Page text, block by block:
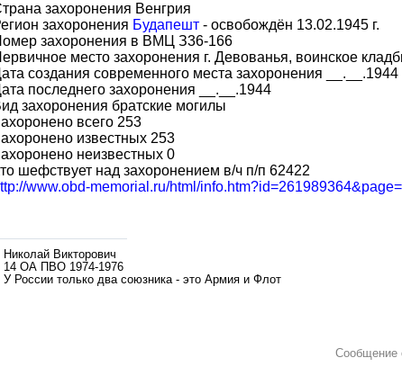
захоронения Венгрия
захоронения Будапешт - освобождён 13.02.1945 г.
захоронения в ВМЦ З36-166
место захоронения г. Девованья, воинское
создания современного места захоронения __.__.1944
последнего захоронения __.__.1944
захоронения братские могилы
всего 253
известных 253
неизвестных 0
шефствует над захоронением в/ч п/п 62422
www.obd-memorial.ru/html/
Николай Викторович
14 ОА ПВО 1974-1976
У России только два союзника - это Армия и Флот
Сообщение